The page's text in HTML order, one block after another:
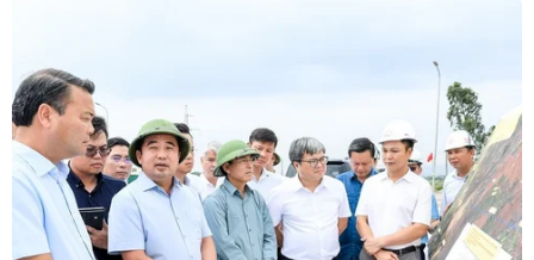
Các địa phương đẩy nhanh tiến độ tiêm
vaccine phòng COVID-19
21/09/2021 06:23
Để sớm đạt mục tiêu miễn dịch cộng đồng, các tỉnh Trà